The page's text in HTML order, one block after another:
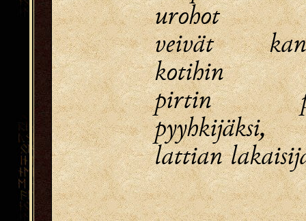
urohot
veivät
kotihin
pirtin
pyyhkijäksi,
lattian